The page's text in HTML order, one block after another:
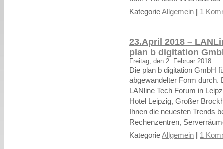
KategorieAllgemein | 1
23.April 2018 –
plan b digitation
Freitag, den 2. Februar 2018
Die plan b digitation GmbH
abgewandelter Form durch.
LANline Tech Forum in
Hotel Leipzig, Großer
Ihnen die neuesten Trends
Rechenzentren,
KategorieAllgemein | 1